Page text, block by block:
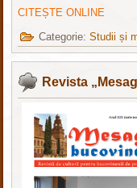
CITEȘTE ONLINE
Categorie:Studii și
Revista